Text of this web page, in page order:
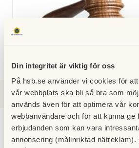
Din integritet är viktig för oss
På hsb.se använder vi cookies för
vår webbplats ska bli så bra som
används även för att optimera vår
webbanvändare och för att kunna ge
erbjudanden som kan vara
annonsering (målinriktad
2026 2025 2024 2023